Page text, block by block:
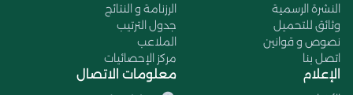
النشرة الرسمية
وثائق للتحميل
نصوص و قوانين
اتصل بنا
الرزنامة و النتائج
جدول الترتيب
الملاعب
مركز الإحصائيات
الإعلام معلومات الاتصال